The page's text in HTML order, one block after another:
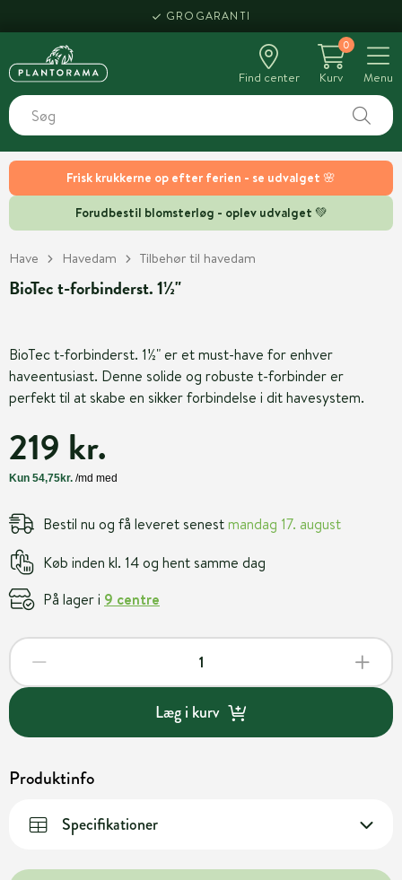
Frisk krukkerne op efter ferien - se udvalget 🌸
Forudbestil blomsterløg - oplev udvalget 💚
GROGARANTI
Find center
0
Kurv
Menu
Have Havedam Tilbehør til havedam
BioTec t-forbinderst. 1½"
BioTec t-forbinderst. 1½" er et must-have for enhver
haveentusiast. Denne solide og robuste t-forbinder er
perfekt til at skabe en sikker forbindelse i dit havesystem.
219 kr.
Bestil nu og få leveret senestmandag 17. august
Køb inden kl. 14 og hent samme dag
På lager i 9 centre
Læg i kurv
Produktinfo
Specifikationer